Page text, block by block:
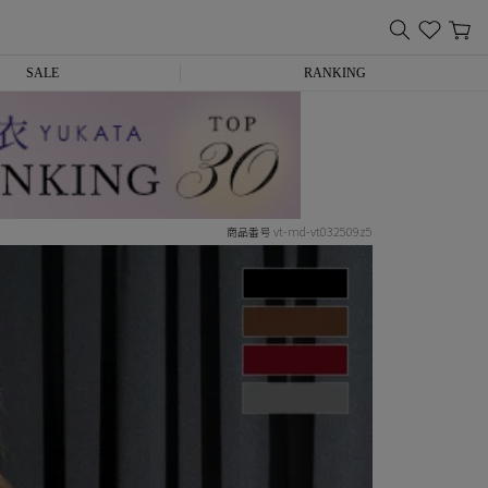
SALE RANKING
商品番号 vt-md-vt032509z5